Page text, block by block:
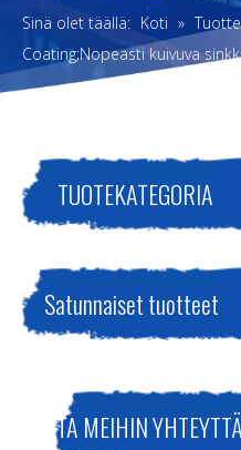
Sinä olet täällä: Koti »
Coating;Nopeasti kuivuva
TUOTEKATEGORIA
Satunnaiset tuotteet
OTA MEIHIN YHTEYTTÄ